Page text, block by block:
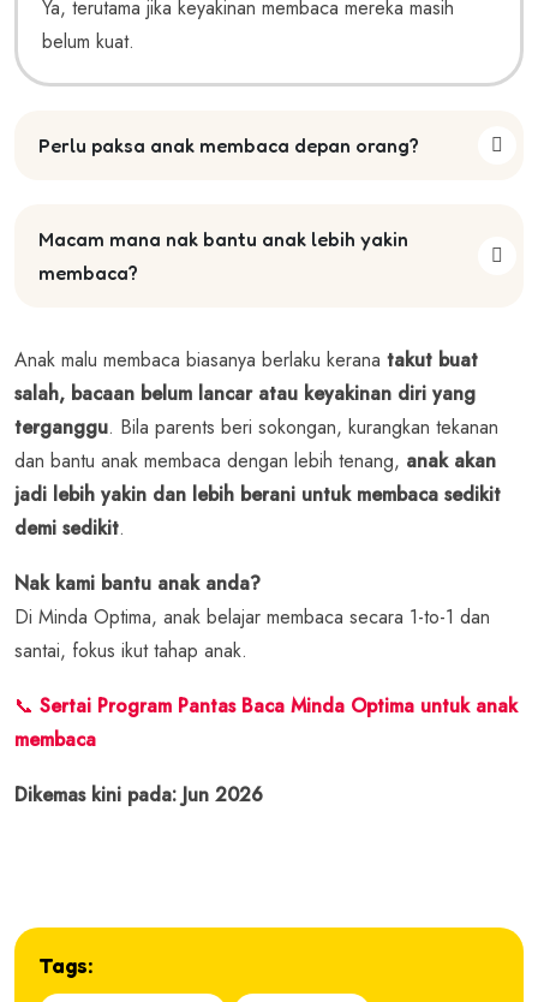
Ya, terutama jika keyakinan membaca mereka masih
belum kuat.
Perlu paksa anak membaca depan orang?
Macam mana nak bantu anak lebih yakin
membaca?
Anak malu membaca biasanya berlaku kerana takut buat
salah, bacaan belum lancar atau keyakinan diri yang
terganggu. Bila parents beri sokongan, kurangkan tekanan
dan bantu anak membaca dengan lebih tenang, anak akan
jadi lebih yakin dan lebih berani untuk membaca sedikit
demi sedikit.
Nak kami bantu anak anda?
Di Minda Optima, anak belajar membaca secara 1-to-1 dan
santai, fokus ikut tahap anak.
📞 Sertai Program Pantas Baca Minda Optima untuk anak
membaca
Dikemas kini pada: Jun 2026
Tags: